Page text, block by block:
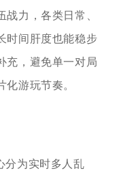
力，各类日常、
时间肝度也能稳步
充，避免单一对局
游玩节奏。
分为实时多人乱